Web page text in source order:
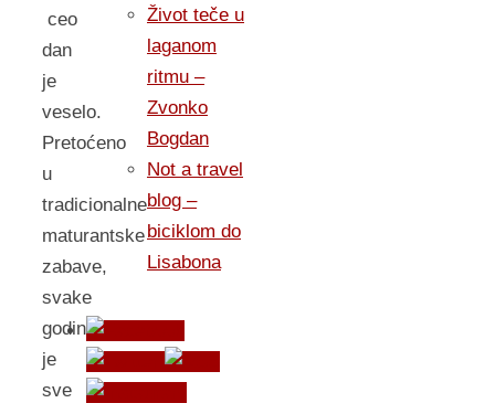
ceo
dan
je
veselo.
Pretoćeno
u
tradicionalne
maturantske
zabave,
svake
godine
je
sve
Život teče u
laganom
ritmu –
Zvonko
Bogdan
Not a travel
blog –
biciklom do
Lisabona